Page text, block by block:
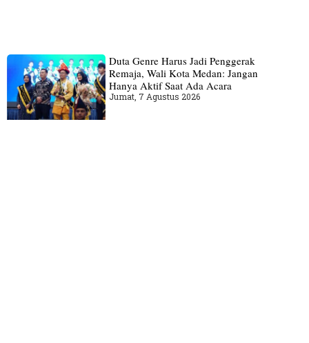
Duta Genre Harus Jadi Penggerak
Remaja, Wali Kota Medan: Jangan
Hanya Aktif Saat Ada Acara
Jumat, 7 Agustus 2026